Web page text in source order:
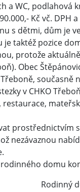
a WC, podlahová
Kč vč. DPH
s dětmi, dům je
taktéž pozice
protože
Obec
současně
v CHKO
prostřednictvím
nezávaznou
domu
Rodinný